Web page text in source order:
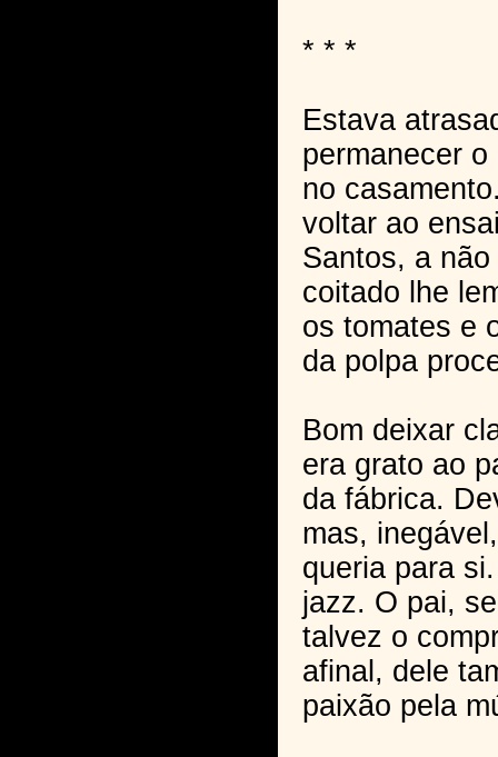
* * *
Estava
permanecer
no
voltar ao
Santos, a
coitado lhe
os tomates e
da polpa
Bom deixar
era grato ao
da fábrica.
mas,
queria para
jazz. O pai,
talvez o
afinal, dele
paixão pela